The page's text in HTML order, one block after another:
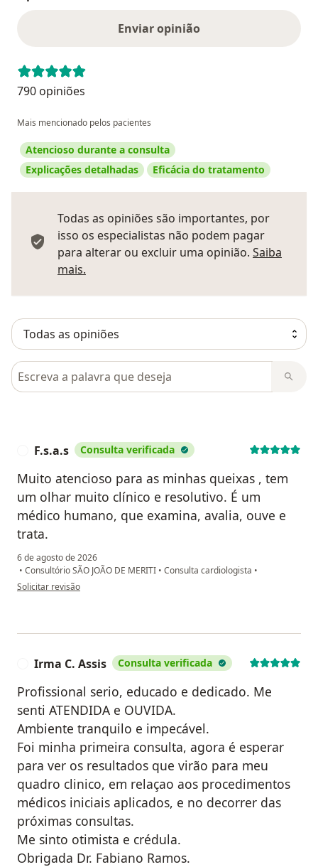
Enviar opinião
790 opiniões
Mais mencionado pelos pacientes
Atencioso durante a consulta
Explicações detalhadas
Eficácia do tratamento
Todas as opiniões são importantes, por
isso os especialistas não podem pagar
para alterar ou excluir uma opinião. Saiba
mais.
Pesquisar em opiniões
F.s.a.s Consulta verificada
Muito atencioso para as minhas queixas , tem
um olhar muito clínico e resolutivo. É um
médico humano, que examina, avalia, ouve e
trata.
6 de agosto de 2026
• Consultório SÃO JOÃO DE MERITI • Consulta cardiologista •
na opinião do utilizador F.s.a.s
Solicitar revisão
Irma C. Assis Consulta verificada
Profissional serio, educado e dedicado. Me
senti ATENDIDA e OUVIDA.
Ambiente tranquilo e impecável.
Foi minha primeira consulta, agora é esperar
para ver os resultados que virão para meu
quadro clinico, em relaçao aos procedimentos
médicos iniciais aplicados, e no decorrer das
próximas consultas.
Me sinto otimista e crédula.
Obrigada Dr. Fabiano Ramos.